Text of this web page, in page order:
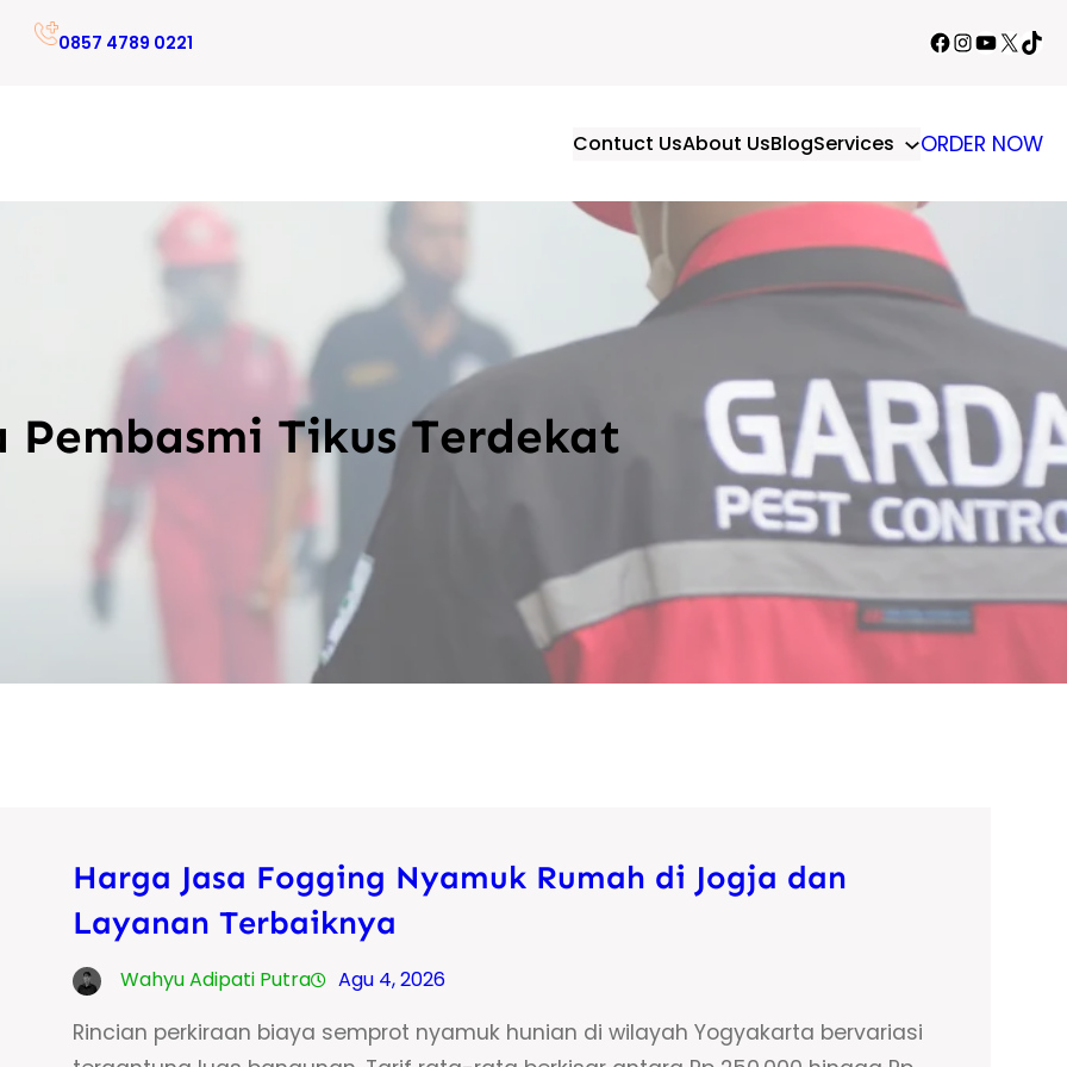
0857 4789 0221 Facebook
Instagram
YouTube
X
Contuct UsAbout UsBlogServices ORDER NOW
Pembasmi Tikus Terdekat
Harga Jasa Fogging Nyamuk Rumah di Jogja dan
Layanan Terbaiknya
Wahyu Adipati Putra Agu 4, 2026
Rincian perkiraan biaya semprot nyamuk hunian di wilayah Yogyakarta bervariasi